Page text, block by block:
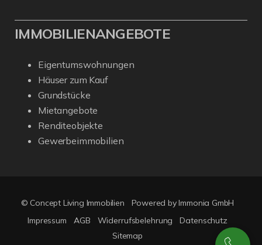
IMMOBILIENANGEBOTE
Eigentumswohnungen
Häuser zum Kauf
Grundstücke
Mietangebote
Renditeobjekte
Gewerbeimmobilien
© Concept Living Immobilien
Powered by Immonia GmbH
Impressum
AGB Widerrufsbelehrung
Datenschutz
Sitemap